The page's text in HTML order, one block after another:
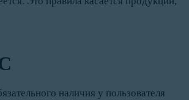
наличия у пользователя